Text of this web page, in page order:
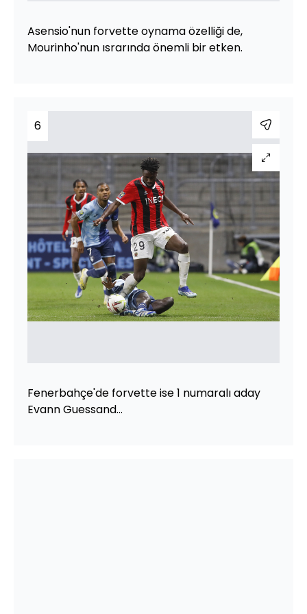
Asensio'nun forvette oynama özelliği de,
Mourinho'nun ısrarında önemli bir etken.
6
Fenerbahçe'de forvette ise 1 numaralı aday
Evann Guessand...